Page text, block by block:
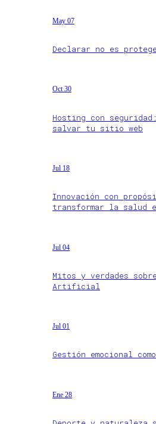
May 07
Declarar no es
Oct 30
Hosting con
salvar tu sitio web
Jul 18
Innovación con
transformar la salud
Jul 04
Mitos y verdades
Artificial
Jul 01
Gestión emocional
Ene 28